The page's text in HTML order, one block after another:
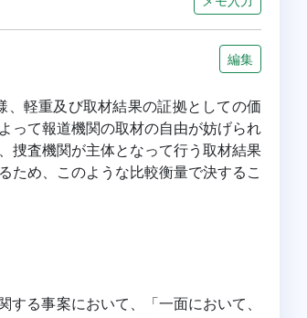
編集
軽重及び取材結果の証拠としての価
って報道機関の取材の自由が妨げられ
捜査機関が主体となって行う取材結果
ため、このような比較衡量で決するこ
る事案において、「一面において、